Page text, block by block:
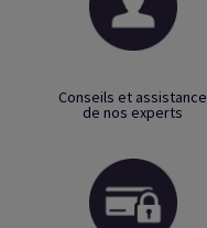
Conseils et assistance
de nos experts